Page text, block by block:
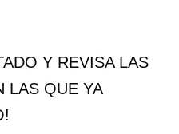
Y REVISA LAS
LAS QUE YA